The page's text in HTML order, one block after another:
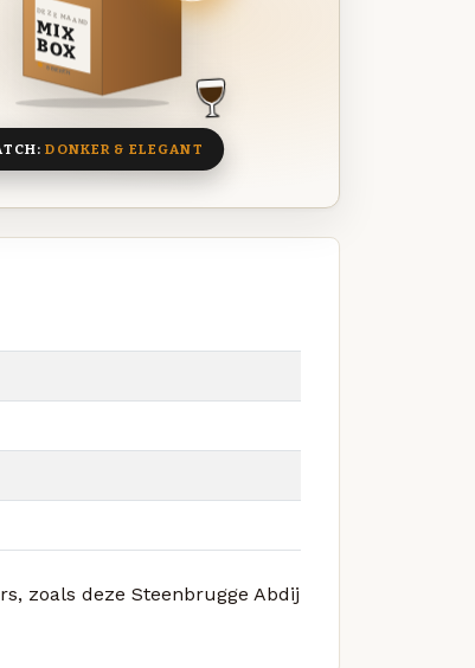
DEZE MAAND
MIX
BOX
8 BIEREN
DONKER & ELEGANT
zoals deze Steenbrugge Abdij